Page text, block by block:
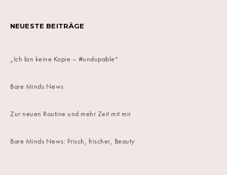
NEUESTE BEITRÄGE
„Ich bin keine Kopie – #undupable“
Bare Minds News
Zur neuen Routine und mehr Zeit mit mir
Bare Minds News: Frisch, frischer, Beauty